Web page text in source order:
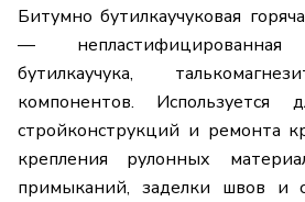
Битумно бутилкаучуковая
—
бутилкаучука,
компонентов. Используется
стройконструкций и ремонта
крепления рулонных
примыканий, заделки швов и